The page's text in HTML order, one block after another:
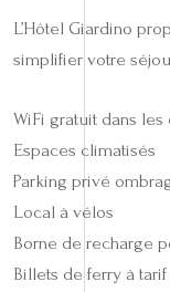
L’Hôtel Giardino
simplifier votre
WiFi gratuit dans
Espaces climatisés
Parking privé
Local à vélos
Borne de recharge
Billets de ferry à